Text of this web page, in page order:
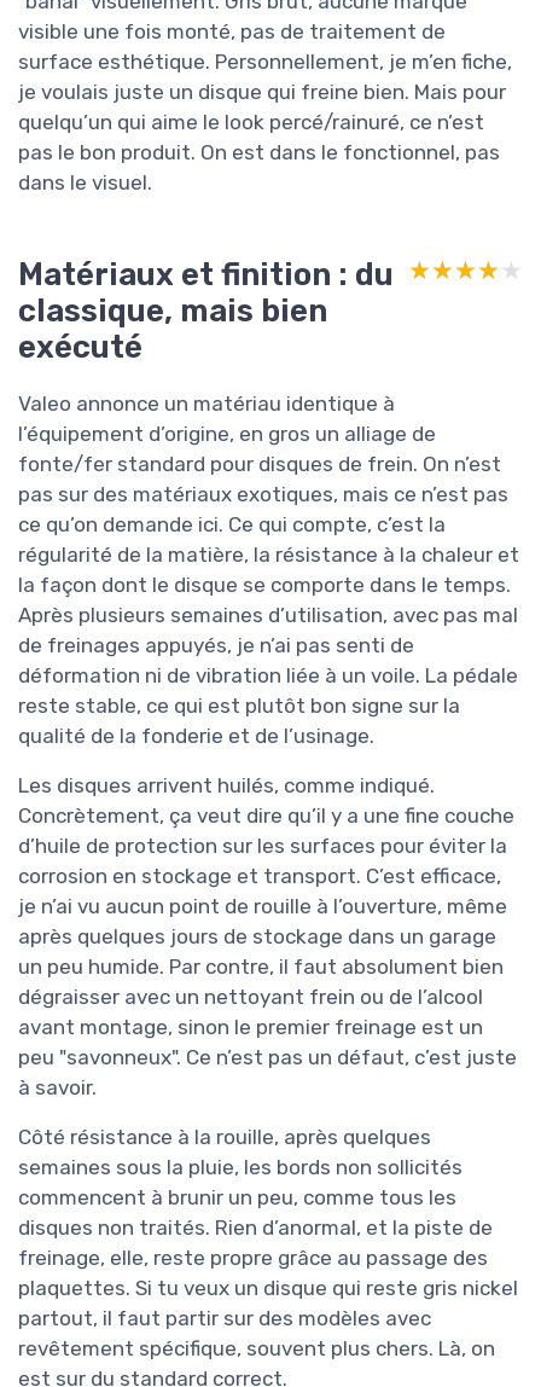
visible une fois monté, pas de traitement de
surface esthétique. Personnellement, je m’en fiche,
je voulais juste un disque qui freine bien. Mais pour
quelqu’un qui aime le look percé/rainuré, ce n’est
pas le bon produit. On est dans le fonctionnel, pas
dans le visuel.
Matériaux et finition : du
classique, mais bien
exécuté
★★★★★
★★★★★
Valeo annonce un matériau identique à
l’équipement d’origine, en gros un alliage de
fonte/fer standard pour disques de frein. On n’est
pas sur des matériaux exotiques, mais ce n’est pas
ce qu’on demande ici. Ce qui compte, c’est la
régularité de la matière, la résistance à la chaleur et
la façon dont le disque se comporte dans le temps.
Après plusieurs semaines d’utilisation, avec pas mal
de freinages appuyés, je n’ai pas senti de
déformation ni de vibration liée à un voile. La pédale
reste stable, ce qui est plutôt bon signe sur la
qualité de la fonderie et de l’usinage.
Les disques arrivent huilés, comme indiqué.
Concrètement, ça veut dire qu’il y a une fine couche
d’huile de protection sur les surfaces pour éviter la
corrosion en stockage et transport. C’est efficace,
je n’ai vu aucun point de rouille à l’ouverture, même
après quelques jours de stockage dans un garage
un peu humide. Par contre, il faut absolument bien
dégraisser avec un nettoyant frein ou de l’alcool
avant montage, sinon le premier freinage est un
peu "savonneux". Ce n’est pas un défaut, c’est juste
à savoir.
Côté résistance à la rouille, après quelques
semaines sous la pluie, les bords non sollicités
commencent à brunir un peu, comme tous les
disques non traités. Rien d’anormal, et la piste de
freinage, elle, reste propre grâce au passage des
plaquettes. Si tu veux un disque qui reste gris nickel
partout, il faut partir sur des modèles avec
revêtement spécifique, souvent plus chers. Là, on
est sur du standard correct.